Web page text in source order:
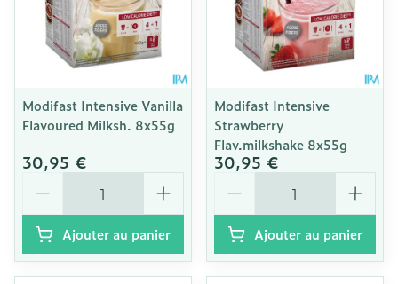
Modifast Intensive Vanilla
Flavoured Milksh. 8x55g
30,95 €
Ajouter au panier
Modifast Intensive
Strawberry
Flav.milkshake 8x55g
30,95 €
Ajouter au panier